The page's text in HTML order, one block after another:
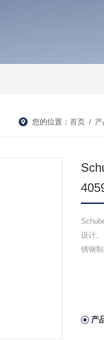
您的位置： 首页 /
设计
锈钢制
产